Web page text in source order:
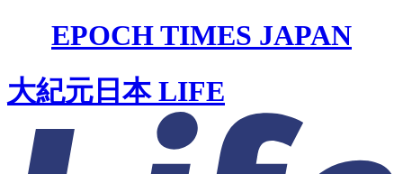
EPOCH TIMES JAPAN
大紀元日本 LIFE